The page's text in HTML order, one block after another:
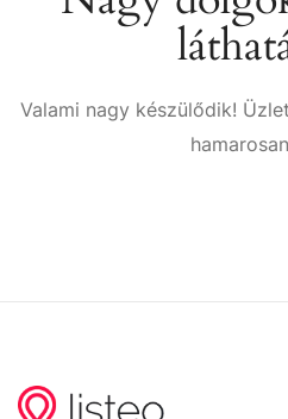
Valami nagy készülődik!